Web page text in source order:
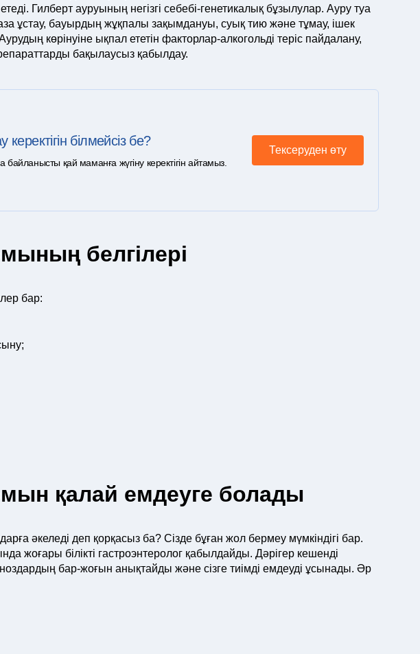
Гилберт ауруының негізгі себебі-генетикалық бұзылулар. Ауру туа
ұстау, бауырдың жұқпалы зақымдануы, суық тию және тұмау, ішек
көрінуіне ықпал ететін факторлар-алкогольді теріс пайдалану,
бақылаусыз қабылдау.
білмейсіз бе?
қай маманға жүгіну керектігін айтамыз.
Тексеруден өту
белгілері
бар:
қалай емдеуге болады
әкеледі деп қорқасыз ба? Сізде бұған жол бермеу мүмкіндігі бар.
жоғары білікті гастроэнтеролог қабылдайды. Дәрігер кешенді
бар-жоғын анықтайды және сізге тиімді емдеуді ұсынады. Әр